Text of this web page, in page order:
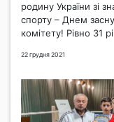
родину України зі
спорту – Днем
комітету! Рівно 31
22 грудня 2021